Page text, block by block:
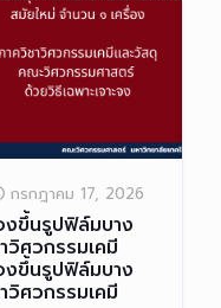
กรกฎาคม 17, 2026
งขึ้นรูปฟิล์มบาง
ศวกรรมเคมี
งขึ้นรูปฟิล์มบาง
ศวกรรมเคมี